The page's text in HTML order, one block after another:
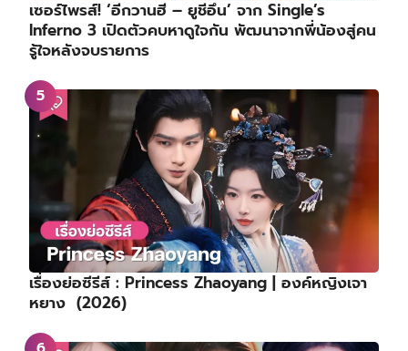
เซอร์ไพรส์! ‘อีกวานฮี – ยูชีอึน’ จาก Single’s
Inferno 3 เปิดตัวคบหาดูใจกัน พัฒนาจากพี่น้องสู่คน
รู้ใจหลังจบรายการ
เรื่องย่อซีรีส์ : Princess Zhaoyang | องค์หญิงเจา
หยาง (2026)